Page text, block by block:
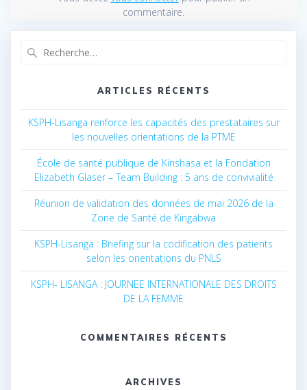
commentaire.
ARTICLES RÉCENTS
KSPH-Lisanga renforce les capacités des prestataires sur
les nouvelles orientations de la PTME
École de santé publique de Kinshasa et la Fondation
Elizabeth Glaser – Team Building : 5 ans de convivialité
Réunion de validation des données de mai 2026 de la
Zone de Santé de Kingabwa
KSPH-Lisanga : Briefing sur la codification des patients
selon les orientations du PNLS
KSPH- LISANGA : JOURNEE INTERNATIONALE DES DROITS
DE LA FEMME
COMMENTAIRES RÉCENTS
ARCHIVES